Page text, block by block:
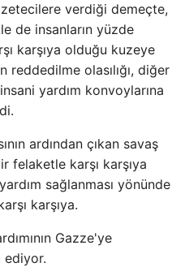
verdiği demeçte,
de insanların yüzde
karşıya olduğu kuzeye
olasılığı, diğer
yardım konvoylarına
ardından çıkan savaş
felaketle karşı karşıya
sağlanması yönünde
karşıya.
Gazze'ye
ediyor.